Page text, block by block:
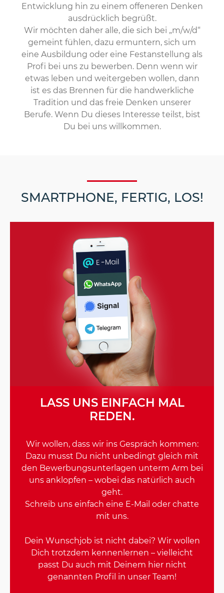
Entwicklung hin zu einem offeneren Denken
ausdrücklich begrüßt.
Wir möchten daher alle, die sich bei „m/w/d“
gemeint fühlen, dazu ermuntern, sich um
eine Ausbildung oder eine Festanstellung als
Profi bei uns zu bewerben. Denn wenn wir
etwas leben und weitergeben wollen, dann
ist es das Brennen für die handwerkliche
Tradition und das freie Denken unserer
Berufe. Wenn Du dieses Interesse teilst, bist
Du bei uns willkommen.
SMARTPHONE, FERTIG, LOS!
LASS UNS EINFACH MAL
REDEN.
Wir wollen, dass wir ins Gespräch kommen:
Dazu musst Du nicht unbedingt gleich mit
den Bewerbungsunterlagen unterm Arm bei
uns anklopfen – wobei das natürlich auch
geht.
Schreib uns einfach eine E-Mail oder chatte
mit uns.
Dein Wunschjob ist nicht dabei? Wir wollen
Dich trotzdem kennenlernen – vielleicht
passt Du auch mit Deinem hier nicht
genannten Profil in unser Team!